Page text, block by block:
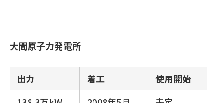
大間原子力発電所
出力 着工
使用開始